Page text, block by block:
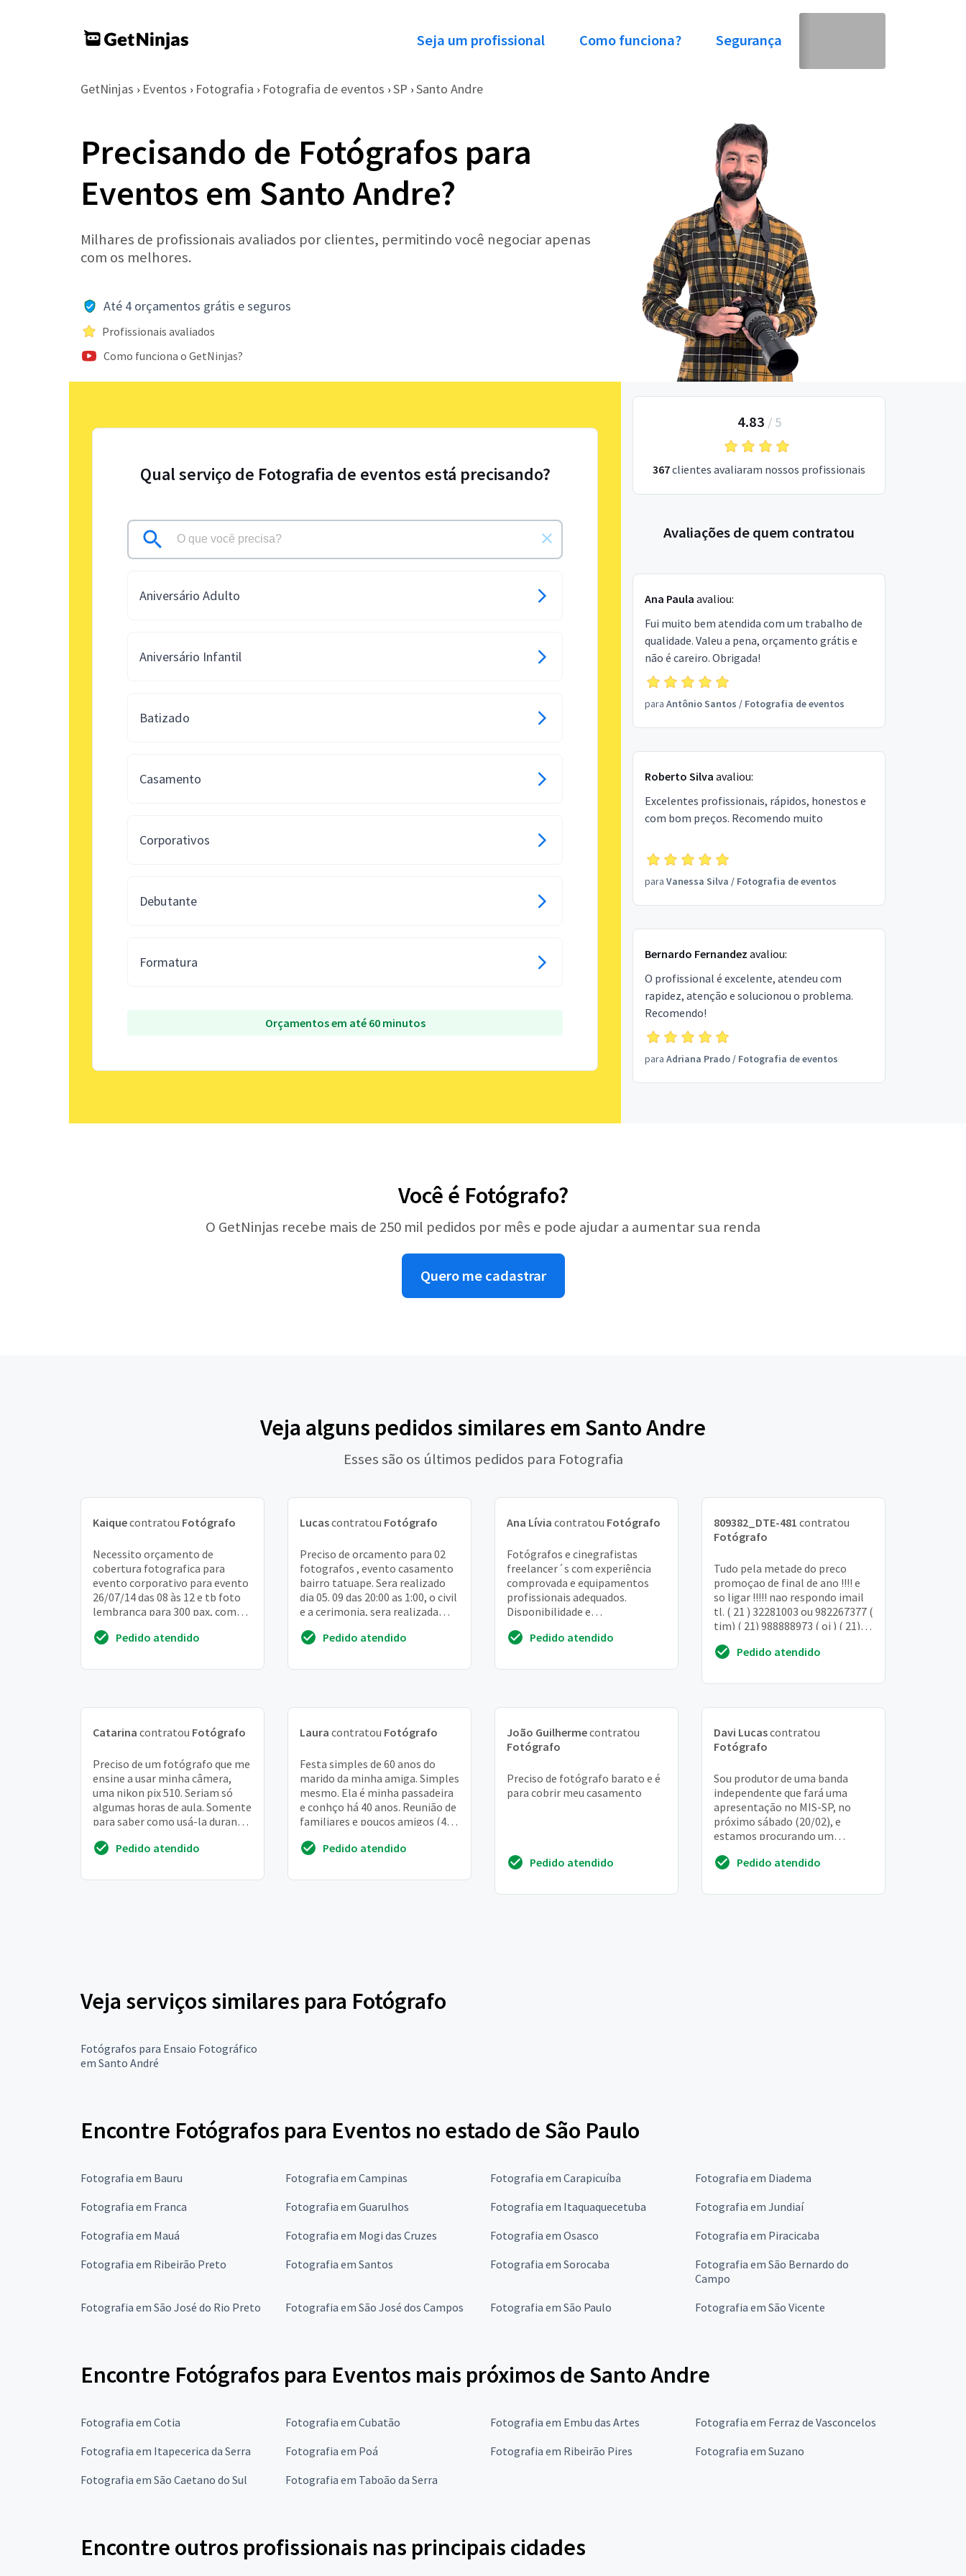
Seja um profissional Como funciona? Segurança
GetNinjas › Eventos › Fotografia › Fotografia de eventos › SP › Santo Andre
Precisando de Fotógrafos para
Eventos em Santo Andre?
Milhares de profissionais avaliados por clientes, permitindo você negociar apenas
com os melhores.
Até 4 orçamentos grátis e seguros
Profissionais avaliados
Como funciona o GetNinjas?
Qual serviço de Fotografia de eventos está precisando?
Aniversário Adulto
Aniversário Infantil
Batizado
Casamento
Corporativos
Debutante
Formatura
Orçamentos em até 60 minutos
4.83 / 5
367clientes avaliaram nossos profissionais
Avaliações de quem contratou
Ana Paula avaliou:
Fui muito bem atendida com um trabalho de
qualidade. Valeu a pena, orçamento grátis e
não é careiro. Obrigada!
para Antônio Santos / Fotografia de eventos
Roberto Silva avaliou:
Excelentes profissionais, rápidos, honestos e
com bom preços. Recomendo muito
para Vanessa Silva / Fotografia de eventos
Bernardo Fernandez avaliou:
O profissional é excelente, atendeu com
rapidez, atenção e solucionou o problema.
Recomendo!
para Adriana Prado/ Fotografia de eventos
Você é Fotógrafo?
O GetNinjas recebe mais de 250 mil pedidos por mês e pode ajudar a aumentar sua renda
Quero me cadastrar
Veja alguns pedidos similares em Santo Andre
Esses são os últimos pedidos para Fotografia
Kaiquecontratou Fotógrafo
Necessito orçamento de
cobertura fotografica para
evento corporativo para evento
26/07/14 das 08 às 12 e tb foto
lembrança para 300 pax, com
Pedido atendido
Lucascontratou Fotógrafo
Preciso de orcamento para 02
fotografos , evento casamento
bairro tatuape. Sera realizado
dia 05. 09 das 20:00 as 1:00, o civil
e a cerimonia, sera realizada
Pedido atendido
Ana Lívia contratou Fotógrafo
Fotógrafos e cinegrafistas
freelancer´s com experiência
comprovada e equipamentos
profissionais adequados.
Disponibilidade e
Valores a combinar
Pedido atendido
809382_DTE-481 contratou
Fotógrafo
Tudo pela metade do preco
promoçao de final de ano !!!! e
so ligar !!!!! nao respondo imail
tl. ( 21 ) 32281003 ou 982267377 (
tim) ( 21) 988888973 ( oi ) ( 21)
Pedido atendido
Catarina contratou Fotógrafo
Preciso de um fotógrafo que me
ensine a usar minha câmera,
uma nikon pix 510. Seriam só
algumas horas de aula. Somente
para saber como usá-la durante
G...
Pedido atendido
Laura contratou Fotógrafo
Festa simples de 60 anos do
marido da minha amiga. Simples
mesmo. Ela é minha passadeira
e conhço há 40 anos. Reunião de
familiares e poucos amigos (40
de f... Pedido atendido
João Guilhermecontratou
Fotógrafo
Preciso de fotógrafo barato e é
para cobrir meu casamento
Pedido atendido
Davi Lucascontratou
Fotógrafo
Sou produtor de uma banda
independente que fará uma
apresentação no MIS-SP, no
próximo sábado (20/02), e
estamos procurando um
da apresentação da banda
Pedido atendido
Veja serviços similares para Fotógrafo
Fotógrafos para Ensaio Fotográfico
em Santo André
Encontre Fotógrafos para Eventos no estado de São Paulo
Fotografia em Bauru Fotografia em Campinas Fotografia em Carapicuíba
Fotografia em Diadema
Fotografia em Franca
Fotografia em Guarulhos Fotografia em Itaquaquecetuba
Fotografia em Jundiaí
Fotografia em Mauá
Fotografia em Mogi das Cruzes Fotografia em Osasco
Fotografia em Piracicaba
Fotografia em Ribeirão Preto
Fotografia em Santos Fotografia em Sorocaba
Fotografia em São Bernardo do
Campo
Fotografia em São José do Rio Preto
Fotografia em São José dos Campos Fotografia em São Paulo Fotografia em São Vicente
Encontre Fotógrafos para Eventos mais próximos de Santo Andre
Fotografia em Cotia Fotografia em Cubatão Fotografia em Embu das Artes
Fotografia em Ferraz de Vasconcelos
Fotografia em Itapecerica da Serra
Fotografia em Poá Fotografia em Ribeirão Pires
Fotografia em Suzano
Fotografia em São Caetano do Sul
Fotografia em Taboão da Serra
Encontre outros profissionais nas principais cidades